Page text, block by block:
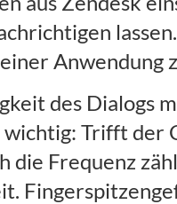
Anwendung
des Dialogs
Trifft der
die Frequenz